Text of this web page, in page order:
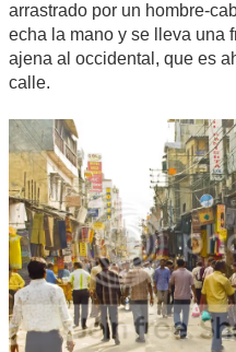
arrastrado por un hombre-
echa la mano y se lleva una
ajena al occidental, que es
calle.